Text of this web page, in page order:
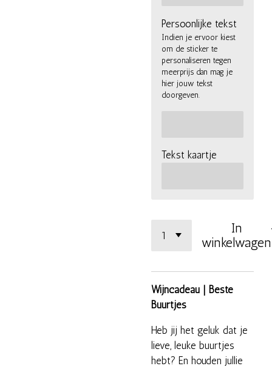
Persoonlijke tekst
Indien je ervoor kiest
om de sticker te
personaliseren tegen
meerprijs dan mag je
hier jouw tekst
doorgeven.
Tekst kaartje
In
winkelwagen
Wijncadeau | Beste
Buurtjes
Heb jij het geluk dat je
lieve, leuke buurtjes
hebt? En houden jullie